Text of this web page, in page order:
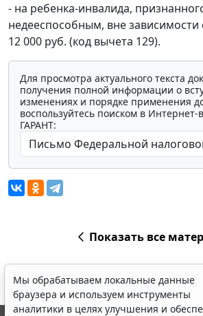
- на ребенка-инвалида,
недееспособным, вне зависимости
12 000 руб. (код вычета 129).
Для просмотра актуального текста
получения полной информации о
изменениях и порядке применения
воспользуйтесь поиском в
ГАРАНТ:
Показать все
Мы обрабатываем локальные данные
браузера и используем инструменты
аналитики в целях улучшения и